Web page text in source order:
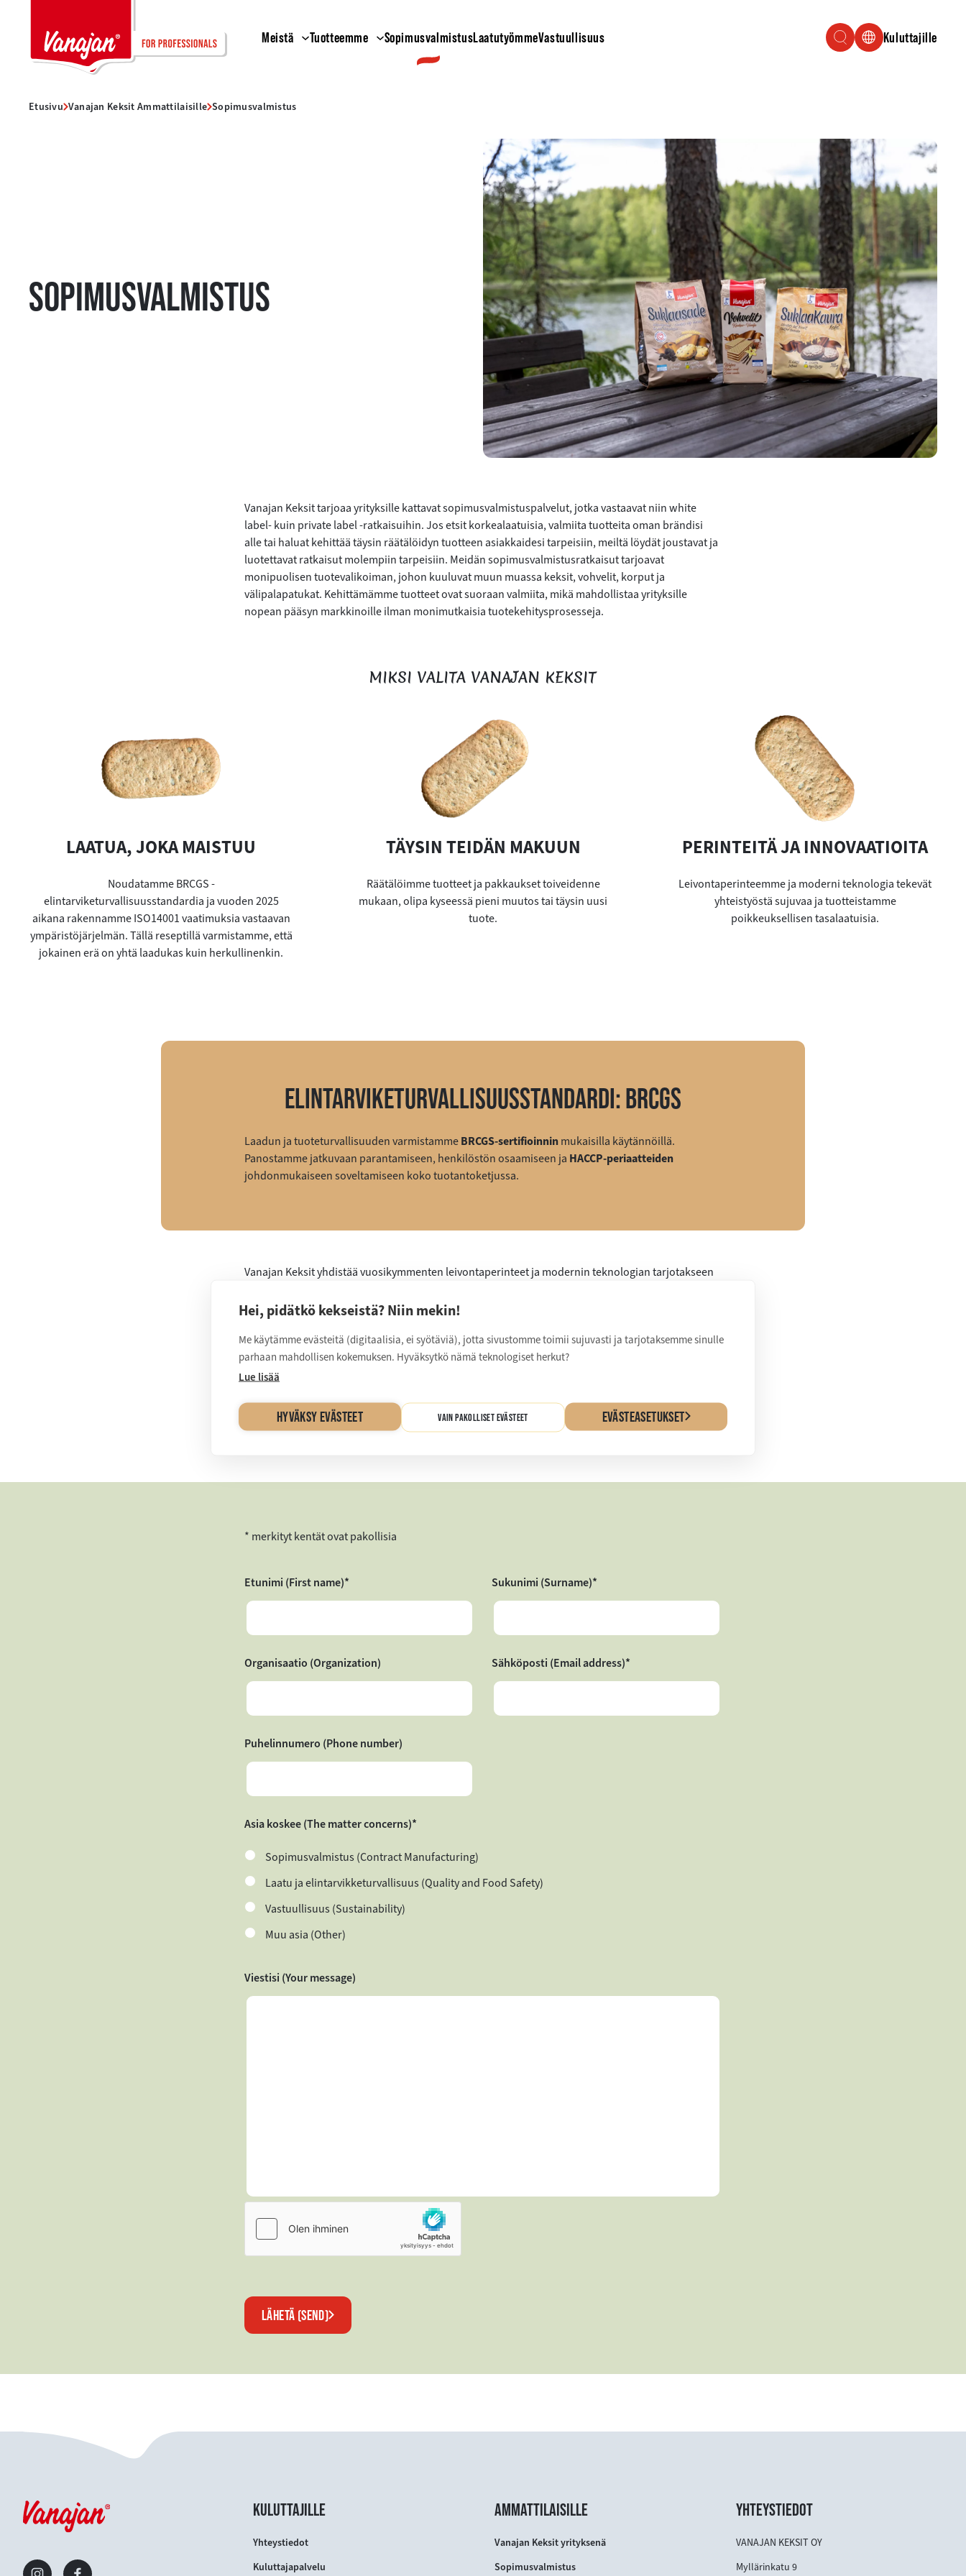
Hei, pidätkö kekseistä? Niin mekin!
Me käytämme evästeitä (digitaalisia, ei syötäviä), jotta sivustomme toimii sujuvasti ja tarjotaksemme sinulle
parhaan mahdollisen kokemuksen. Hyväksytkö nämä teknologiset herkut?
Lue lisää
HYVÄKSY EVÄSTEET VAIN PAKOLLISET EVÄSTEET EVÄSTEASETUKSET
Meistä Tuotteemme SopimusvalmistusLaatutyömmeVastuullisuus Kuluttajille
Etusivu Vanajan Keksit Ammattilaisille Sopimus­valmistus
SOPIMUS­VALMISTUS
Vanajan Keksit tarjoaa yrityksille kattavat sopimusvalmistuspalvelut, jotka vastaavat niin white
label- kuin private label -ratkaisuihin. Jos etsit korkealaatuisia, valmiita tuotteita oman brändisi
alle tai haluat kehittää täysin räätälöidyn tuotteen asiakkaidesi tarpeisiin, meiltä löydät joustavat ja
luotettavat ratkaisut molempiin tarpeisiin. Meidän sopimusvalmistusratkaisut tarjoavat
monipuolisen tuotevalikoiman, johon kuuluvat muun muassa keksit, vohvelit, korput ja
välipalapatukat. Kehittämämme tuotteet ovat suoraan valmiita, mikä mahdollistaa yrityksille
nopean pääsyn markkinoille ilman monimutkaisia tuotekehitysprosesseja.
MIKSI VALITA VANAJAN KEKSIT
LAATUA, JOKA MAISTUU
Noudatamme BRCGS -
elintarviketurvallisuusstandardia ja vuoden 2025
aikana rakennamme ISO14001 vaatimuksia vastaavan
ympäristöjärjelmän. Tällä reseptillä varmistamme, että
jokainen erä on yhtä laadukas kuin herkullinenkin.
TÄYSIN TEIDÄN MAKUUN
Räätälöimme tuotteet ja pakkaukset toiveidenne
mukaan, olipa kyseessä pieni muutos tai täysin uusi
tuote.
PERINTEITÄ JA INNOVAATIOITA
Leivontaperinteemme ja moderni teknologia tekevät
yhteistyöstä sujuvaa ja tuotteistamme
poikkeuksellisen tasalaatuisia.
ELINTARVIKETURVALLISUUSSTANDARDI: BRCGS
Laadun ja tuoteturvallisuuden varmistammeBRCGS-sertifioinninmukaisilla käytännöillä.
Panostamme jatkuvaan parantamiseen, henkilöstön osaamiseen ja HACCP-periaatteiden
johdonmukaiseen soveltamiseen koko tuotantoketjussa.
Vanajan Keksit yhdistää vuosikymmenten leivontaperinteet ja modernin teknologian tarjotakseen
täysin uuden tuotteen kehittäminen, Vanajan Kekseillä on asiantuntemus ja joustavuus, jotka
tekevät yhteistyöstä sujuvaa ja tuloksista erinomaisia.
OTA YHTEYTTÄ, NIIN SUUNNITELLAAN YHDESSÄ
TARPEISIINNE SOPIVA RATKAISU!
* merkityt kentät ovat pakollisia
Etunimi (First name)* Sukunimi (Surname)*
Organisaatio (Organization) Sähköposti (Email address)*
Puhelinnumero (Phone number)
Asia koskee (The matter concerns)*
Sopimusvalmistus (Contract Manufacturing)
Laatu ja elintarvikketurvallisuus (Quality and Food Safety)
Vastuullisuus (Sustainability)
Muu asia (Other)
Viestisi (Your message)
LÄHETÄ (SEND)
KULUTTAJILLE
Yhteystiedot
Kuluttajapalvelu
AMMATTILAISILLE
Vanajan Keksit yrityksenä
Sopimusvalmistus
YHTEYSTIEDOT
VANAJAN KEKSIT OY
Myllärinkatu 9